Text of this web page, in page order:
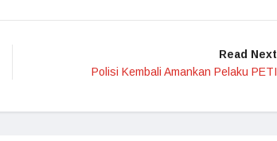
Read Next
Polisi Kembali Amankan Pelaku PETI